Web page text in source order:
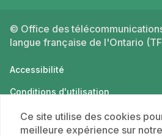
© Office des
langue française de l'Ontario
Accessibilité
Conditions d'utilisation
Politique de confidentialité
Ce site utilise des cookies
meilleure expérience sur